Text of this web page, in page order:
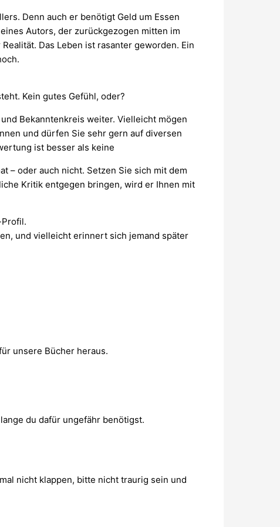
Denn auch er benötigt Geld um Essen
Autors, der zurückgezogen mitten im
Das Leben ist rasanter geworden. Ein
Kein gutes Gefühl, oder?
Bekanntenkreis weiter. Vielleicht mögen
und dürfen Sie sehr gern auf diversen
ist besser als keine
– oder auch nicht. Setzen Sie sich mit dem
Kritik entgegen bringen, wird er Ihnen mit
Profil.
und vielleicht erinnert sich jemand später
unsere Bücher heraus.
du dafür ungefähr benötigst.
nicht klappen, bitte nicht traurig sein und